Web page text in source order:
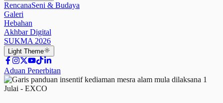
RencanaSeni & Budaya
Galeri
Hebahan
Akhbar Digital
SUKMA 2026
Light Theme
Aduan Penerbitan